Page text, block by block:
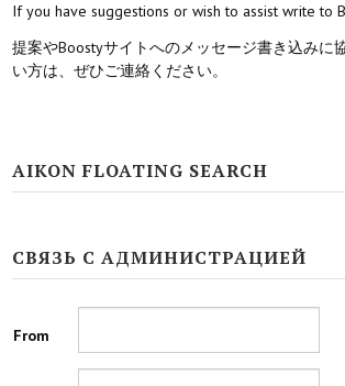
If you have suggestions or wish to assist write to
提案やBoostyサイトへのメッセージ書き込みに
い方は、ぜひご連絡ください。
AIKON FLOATING SEARCH
СВЯЗЬ С АДМИНИСТРАЦИЕЙ
From